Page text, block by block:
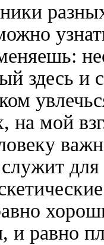
здесь и
на мой
служит
и равно